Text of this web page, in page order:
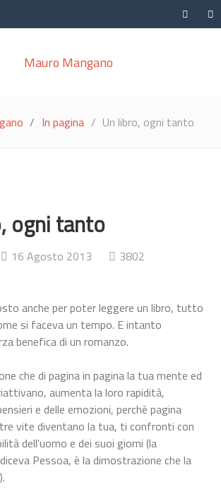
In pagina Un libro, ogni tanto
ogni tanto
16 Agosto 2013 3802
anche per poter leggere un libro, tutto
si faceva un tempo. E intanto
benefica di un romanzo.
che di pagina in pagina la tua mente ed
aumenta la loro rapidità,
e delle emozioni, perchè pagina
vite diventano la tua, ti confronti con
dell'uomo e dei suoi giorni (la
Pessoa, è la dimostrazione che la